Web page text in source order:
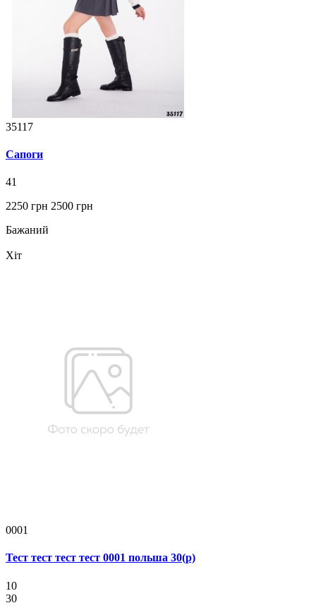
35117
Сапоги
41
2250 грн 2500 грн
Бажаний
Хіт
0001
Тест тест тест тест 0001 польша 30(р)
10
30